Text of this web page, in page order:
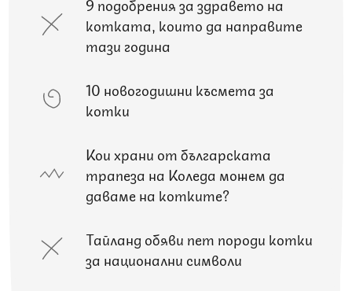
котката, които да направите
тази година
10 новогодишни късмета за
котки
Кои храни от българската
трапеза на Коледа можем да
даваме на котките?
Тайланд обяви пет породи котки
за национални символи